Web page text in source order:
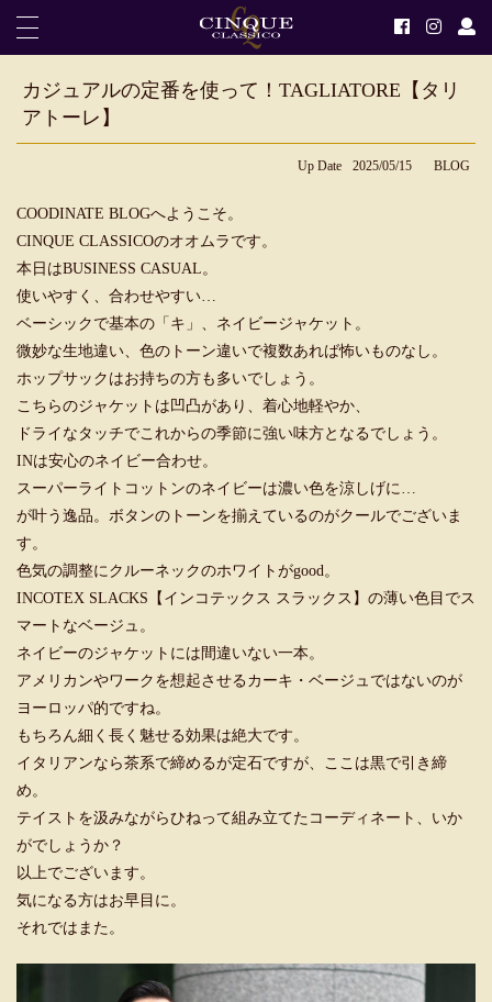
カジュアルの定番を使って！TAGLIATORE【タリ
アトーレ】
Up Date 2025/05/15 BLOG
COODINATE BLOGへようこそ。
CINQUE CLASSICOのオオムラです。
本日はBUSINESS CASUAL。
使いやすく、合わせやすい…
ベーシックで基本の「キ」、ネイビージャケット。
微妙な生地違い、色のトーン違いで複数あれば怖いものなし。
ホップサックはお持ちの方も多いでしょう。
こちらのジャケットは凹凸があり、着心地軽やか、
ドライなタッチでこれからの季節に強い味方となるでしょう。
INは安心のネイビー合わせ。
スーパーライトコットンのネイビーは濃い色を涼しげに…
が叶う逸品。ボタンのトーンを揃えているのがクールでございま
す。
色気の調整にクルーネックのホワイトがgood。
INCOTEX SLACKS【インコテックス スラックス】の薄い色目でス
マートなベージュ。
ネイビーのジャケットには間違いない一本。
アメリカンやワークを想起させるカーキ・ベージュではないのが
ヨーロッパ的ですね。
もちろん細く長く魅せる効果は絶大です。
イタリアンなら茶系で締めるが定石ですが、ここは黒で引き締
め。
テイストを汲みながらひねって組み立てたコーディネート、いか
がでしょうか？
以上でございます。
気になる方はお早目に。
それではまた。